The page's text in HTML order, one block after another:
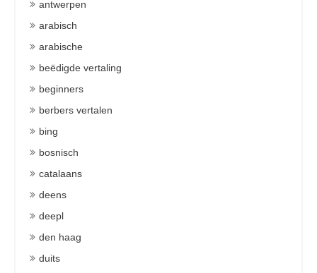
antwerpen
arabisch
arabische
beëdigde vertaling
beginners
berbers vertalen
bing
bosnisch
catalaans
deens
deepl
den haag
duits